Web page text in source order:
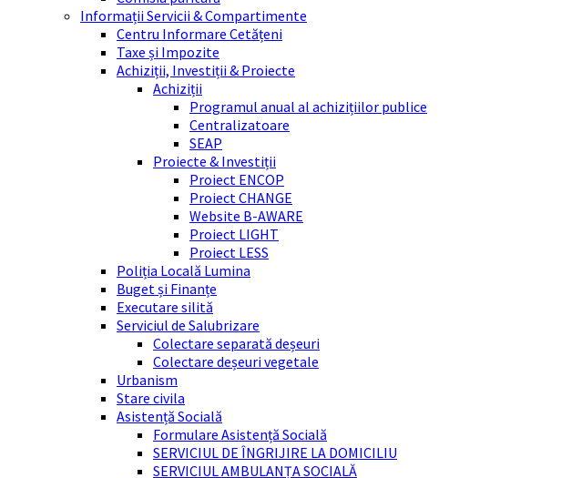
Informații Servicii & Compartimente
Centru Informare Cetățeni
Taxe și Impozite
Achiziții, Investiții & Proiecte
Achiziții
Programul anual al achizițiilor publice
Centralizatoare
SEAP
Proiecte & Investiții
Proiect ENCOP
Proiect CHANGE
Website B-AWARE
Proiect LIGHT
Proiect LESS
Poliția Locală Lumina
Buget și Finanțe
Executare silită
Serviciul de Salubrizare
Colectare separată deșeuri
Colectare deșeuri vegetale
Urbanism
Stare civila
Asistență Socială
Formulare Asistență Socială
SERVICIUL DE ÎNGRIJIRE LA DOMICILIU
SERVICIUL AMBULANȚA SOCIALĂ